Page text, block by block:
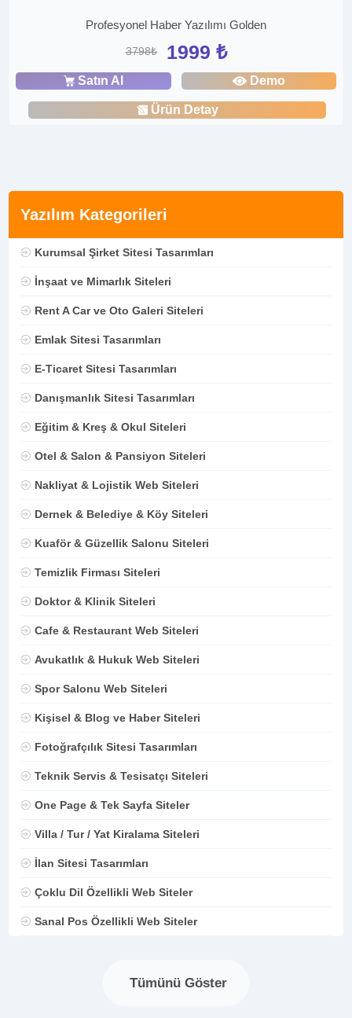
Yazılım Kategorileri
Kurumsal Şirket Sitesi Tasarımları
İnşaat ve Mimarlık Siteleri
Rent A Car ve Oto Galeri Siteleri
Emlak Sitesi Tasarımları
E-Ticaret Sitesi Tasarımları
Danışmanlık Sitesi Tasarımları
Eğitim & Kreş & Okul Siteleri
Otel & Salon & Pansiyon Siteleri
Nakliyat & Lojistik Web Siteleri
Dernek & Belediye & Köy Siteleri
Kuaför & Güzellik Salonu Siteleri
Temizlik Firması Siteleri
Doktor & Klinik Siteleri
Cafe & Restaurant Web Siteleri
Avukatlık & Hukuk Web Siteleri
Spor Salonu Web Siteleri
Kişisel & Blog ve Haber Siteleri
Fotoğrafçılık Sitesi Tasarımları
Teknik Servis & Tesisatçı Siteleri
One Page & Tek Sayfa Siteler
Villa / Tur / Yat Kiralama Siteleri
İlan Sitesi Tasarımları
Çoklu Dil Özellikli Web Siteler
Sanal Pos Özellikli Web Siteler
Tümünü Göster
Profesyonel Haber Yazılımı Golden
3798₺ 1999 ₺
Satın Al Demo
Ürün Detay